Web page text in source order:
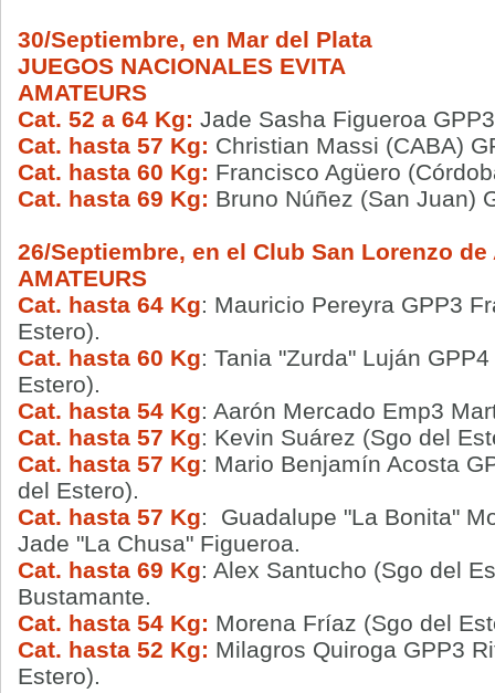
30/Septiembre, en Mar del Plata
JUEGOS NACIONALES EVITA
AMATEURS
Cat. 52 a 64 Kg: Jade Sasha Figueroa
Cat. hasta 57 Kg: Christian Massi (CABA)
Cat. hasta 60 Kg: Francisco Agüero
Cat. hasta 69 Kg: Bruno Núñez (San Juan)
26/Septiembre, en el Club San Lorenzo de
AMATEURS
Cat. hasta 64 Kg: Mauricio Pereyra GPP3
Estero).
Cat. hasta 60 Kg: Tania "Zurda" Luján
Estero).
Cat. hasta 54 Kg: Aarón Mercado Emp3
Cat. hasta 57 Kg: Kevin Suárez (Sgo del
Cat. hasta 57 Kg: Mario Benjamín Acosta
del Estero).
Cat. hasta 57 Kg: Guadalupe "La Bonita"
Jade "La Chusa" Figueroa.
Cat. hasta 69 Kg: Alex Santucho (Sgo del
Bustamante.
Cat. hasta 54 Kg: Morena Fríaz (Sgo del
Cat. hasta 52 Kg: Milagros Quiroga GPP3
Estero).